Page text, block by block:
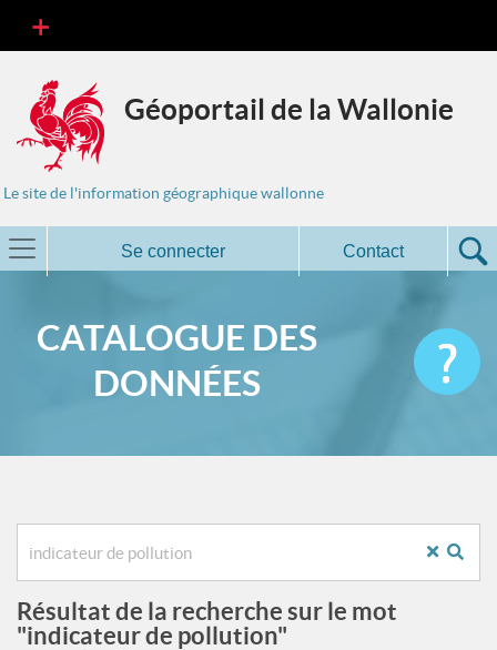
Géoportail de la Wallonie
Le site de l'information géographique wallonne
Se connecter Contact
CATALOGUE DES
DONNÉES
Résultat de la recherche sur le mot
"indicateur de pollution"